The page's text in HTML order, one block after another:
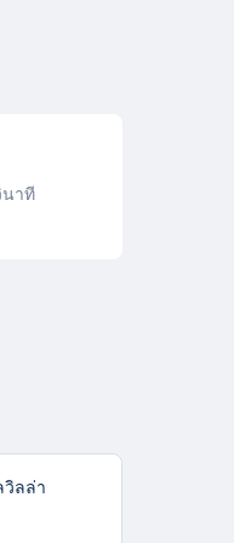
นาที
วิลล่า